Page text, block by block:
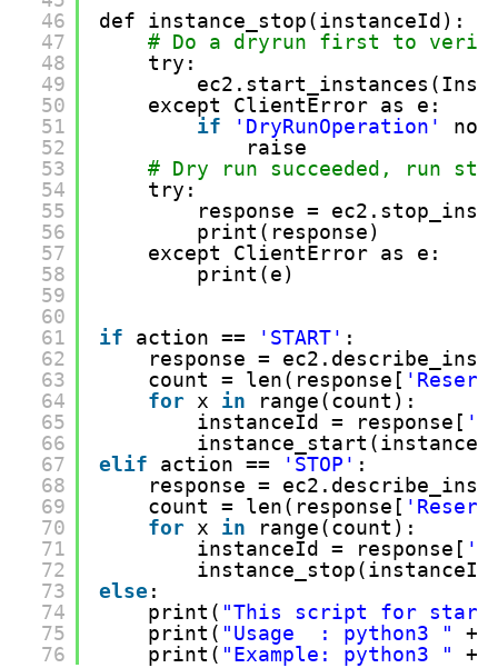
46
47
48
49
50
51
52
53
54
55
56
57
58
59
60
61
62
63
64
65
66
67
68
69
70
71
72
73
74
75
76
def instance_stop(instanceId):
# Do a dryrun first to verify
try:
except ClientError as e:
if
'DryRunOperation'
raise
# Dry run succeeded, run
try:
response =
print(response)
except ClientError as e:
print(e)
if action == 'START' :
response =
count = len(response[
for x in
range(count):
instanceId = response[
elif
action == 'STOP' :
response =
count = len(response[
for x in
range(count):
instanceId = response[
else:
print( "This script for start/
print( "Usage  : python3 "
+
print( "Example: python3 " +